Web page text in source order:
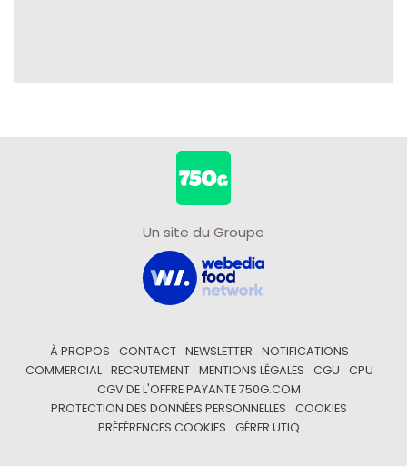
Un site du Groupe
À PROPOS CONTACT NEWSLETTER
NOTIFICATIONS
COMMERCIAL
RECRUTEMENT MENTIONS LÉGALES CGU
CPU
CGV DE L'OFFRE PAYANTE 750G.COM
PROTECTION DES DONNÉES PERSONNELLES
COOKIES
PRÉFÉRENCES COOKIES
GÉRER UTIQ